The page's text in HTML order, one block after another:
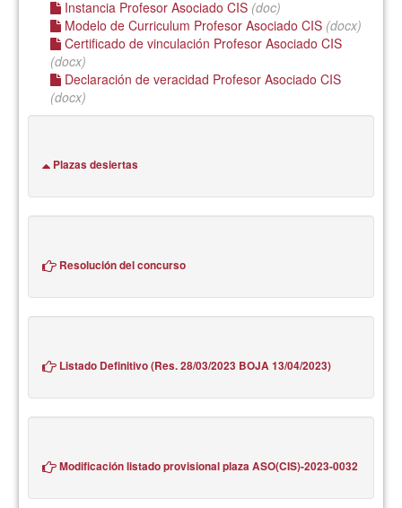
Instancia Profesor Asociado CIS (doc)
Modelo de Curriculum Profesor Asociado CIS (docx)
Certificado de vinculación Profesor Asociado CIS
(docx)
Declaración de veracidad Profesor Asociado CIS
(docx)
Plazas desiertas
Resolución del concurso
Listado Definitivo (Res. 28/03/2023 BOJA 13/04/2023)
Modificación listado provisional plaza ASO(CIS)-2023-0032